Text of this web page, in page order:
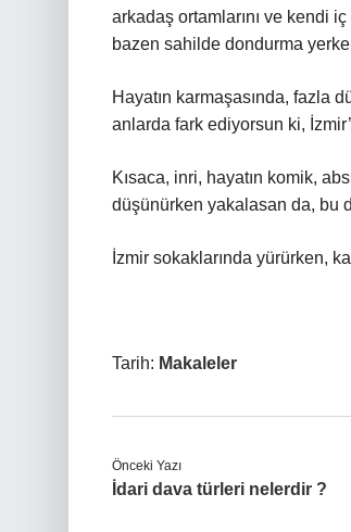
arkadaş ortamlarını ve kendi
bazen sahilde dondurma
Hayatın karmaşasında, fazla
anlarda fark ediyorsun ki,
Kısaca, inri, hayatın komik,
düşünürken yakalasan da, bu
İzmir sokaklarında yürürken,
Tarih: Makaleler
Önceki Yazı
İdari dava türleri nelerdir ?